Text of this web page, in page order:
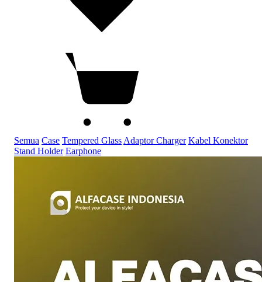
Semua Case Tempered Glass Adaptor Charger Kabel Konektor
Stand Holder Earphone